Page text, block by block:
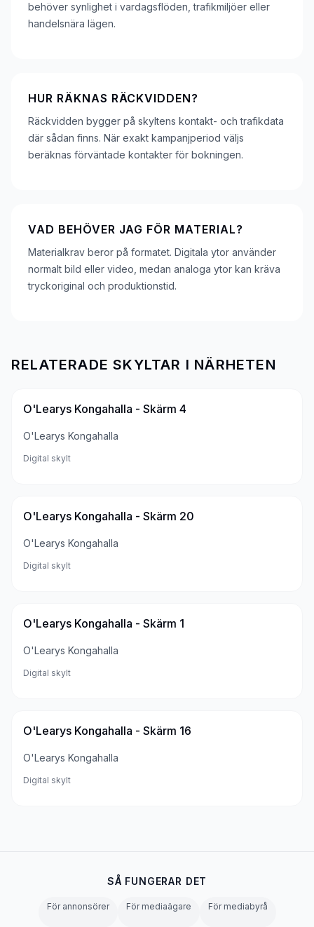
behöver synlighet i vardagsflöden, trafikmiljöer eller
handelsnära lägen.
HUR RÄKNAS RÄCKVIDDEN?
Räckvidden bygger på skyltens kontakt- och trafikdata
där sådan finns. När exakt kampanjperiod väljs
beräknas förväntade kontakter för bokningen.
VAD BEHÖVER JAG FÖR MATERIAL?
Materialkrav beror på formatet. Digitala ytor använder
normalt bild eller video, medan analoga ytor kan kräva
tryckoriginal och produktionstid.
RELATERADE SKYLTAR I NÄRHETEN
O'Learys Kongahalla - Skärm 4
O'Learys Kongahalla
Digital skylt
O'Learys Kongahalla - Skärm 20
O'Learys Kongahalla
Digital skylt
O'Learys Kongahalla - Skärm 1
O'Learys Kongahalla
Digital skylt
O'Learys Kongahalla - Skärm 16
O'Learys Kongahalla
Digital skylt
SÅ FUNGERAR DET
För annonsörer För mediaägare För mediabyrå